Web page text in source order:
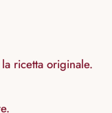
ricetta originale.